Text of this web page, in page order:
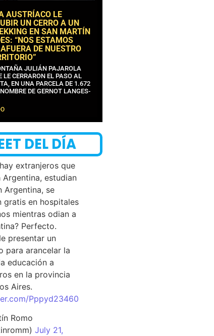
AUSTRÍACO LE
UN CERRO A UN
EN SAN MARTÍN
“NOS ESTAMOS
DE NUESTRO
JULIÁN PAJAROLA
LE CERRARON EL PASO AL
EN UNA PARCELA DE 1.672
DE GERNOT LANGES-
DEL DÍA
extranjeros que
Argentina, estudian
Argentina, se
gratis en hospitales
mientras odian a
Perfecto.
presentar un
para arancelar la
educación a
en la provincia
Aires.
Pppyd23460
Romo
July 21,